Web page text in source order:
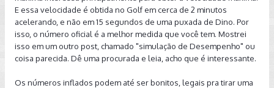
E essa velocidade é obtida no Golf em cerca de 2 minutos
acelerando, e não em 15 segundos de uma puxada de Dino. Por
isso, o número oficial é a melhor medida que você tem. Mostrei
isso em um outro post, chamado "simulação de Desempenho" ou
coisa parecida. Dê uma procurada e leia, acho que é interessante.
Os números inflados podem até ser bonitos, legais pra tirar uma